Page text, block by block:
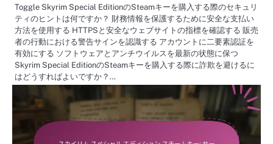
Toggle Skyrim Special EditionのSteamキーを購入する際のセキュリ
ティのヒントは何ですか？ 財務情報を保護するために安全な支払い
方法を使用する HTTPSと安全なウェブサイトの指標を確認する 販売
者の行動における警告サインを認識する アカウントに二要素認証を
有効にする ソフトウェアとアンチウイルスを最新の状態に保つ
Skyrim Special EditionのSteamキーを購入する際に詐欺を避けるに
はどうすればよいですか？…